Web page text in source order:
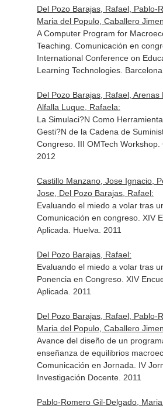
Del Pozo Barajas, Rafael, Pablo-
Maria del Populo, Caballero
A Computer Program for
Teaching. Comunicación en
International Conference on
Learning Technologies.
Del Pozo Barajas, Rafael, Arenas
Alfalla Luque, Rafaela:
La Simulaci?N Como
Gesti?N de la Cadena de
Congreso. III OMTech Workshop.
2012
Castillo Manzano, Jose Ignacio,
Jose, Del Pozo Barajas, Rafael:
Evaluando el miedo a volar tras
Comunicación en congreso. XIV
Aplicada. Huelva. 2011
Del Pozo Barajas, Rafael:
Evaluando el miedo a volar tras
Ponencia en Congreso. XIV
Aplicada. 2011
Del Pozo Barajas, Rafael, Pablo-
Maria del Populo, Caballero
Avance del diseño de un
enseñanza de equilibrios
Comunicación en Jornada. IV
Investigación Docente. 2011
Pablo-Romero Gil-Delgado,